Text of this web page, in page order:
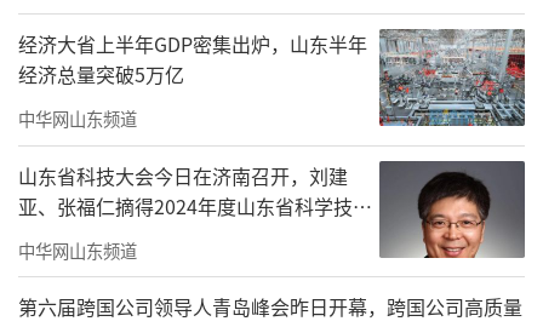
经济大省上半年GDP密集出炉，山东半年
经济总量突破5万亿
中华网山东频道
山东省科技大会今日在济南召开，刘建
亚、张福仁摘得2024年度山东省科学技术
奖最高奖！
中华网山东频道
第六届跨国公司领导人青岛峰会昨日开幕，跨国公司高质量